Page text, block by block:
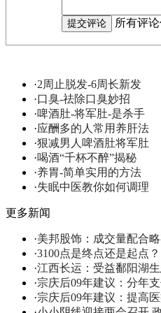
所有评
·2周止脱发-6周长新发
·口臭-祛除口臭妙招
·啤酒肚-将军肚-是杀手
·应酬多的人常用养肝法
·狠减男人啤酒肚将军肚
·喝酒“千杯不醉”揭秘
·养胃-简单实用的方法
·失眠中医教你如何调理
更多新闻
·美邦股饰：成交量配合
·3100点是终点还是起点？
·江西长运：受益鄱阳湖
·宗庆后09年建议：分年
·宗庆后09年建议：提高